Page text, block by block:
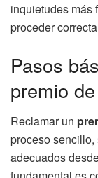
inquietudes más
proceder
Pasos
premio
Reclamar un
proceso
adecuados